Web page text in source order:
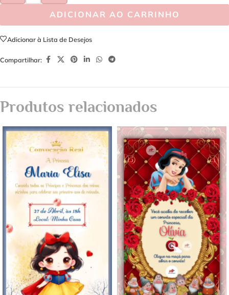
ADICIONAR AO CARRINHO
Adicionar à Lista de Desejos
Compartilhar:
Produtos relacionados